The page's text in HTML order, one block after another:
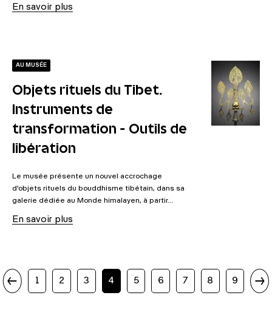
En savoir plus
AU MUSÉE
Objets rituels du Tibet.
Instruments de
transformation - Outils de
libération
Le musée présente un nouvel accrochage
d'objets rituels du bouddhisme tibétain, dans sa
galerie dédiée au Monde himalayen, à partir...
En savoir plus
1 2 3 4 5 6 7 8 9